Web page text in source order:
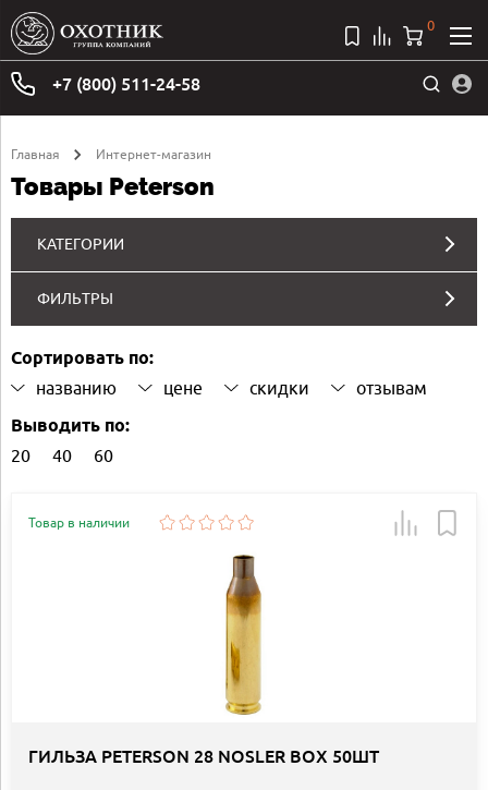
+7 (800) 511-24-58
0
Главная Интернет-магазин
Товары Peterson
КАТЕГОРИИ
ФИЛЬТРЫ
Сортировать по:
названию цене скидки отзывам
Выводить по:
20 40 60
Товар в наличии
ГИЛЬЗА PETERSON 28 NOSLER BOX 50ШТ